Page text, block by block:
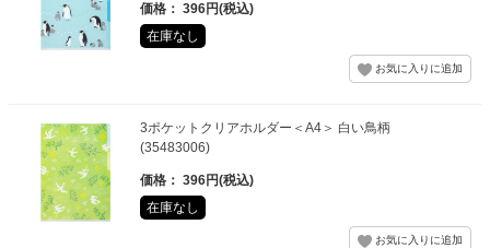
価格： 396円(税込)
在庫なし
3ポケットクリアホルダー＜A4＞ 白い鳥柄
(35483006)
価格： 396円(税込)
在庫なし